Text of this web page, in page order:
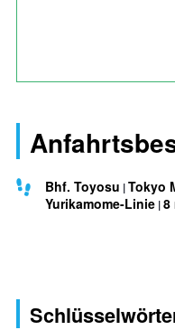
Bhf. Toyosu Tokyo
Yurikamome-Linie 8